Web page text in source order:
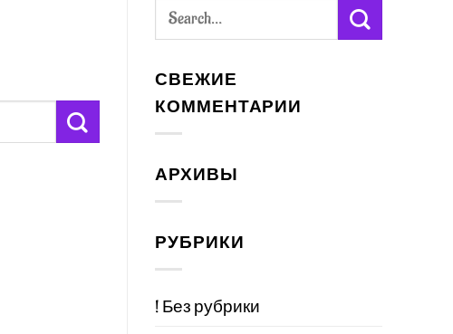
СВЕЖИЕ
КОММЕНТАРИИ
АРХИВЫ
РУБРИКИ
! Без рубрики